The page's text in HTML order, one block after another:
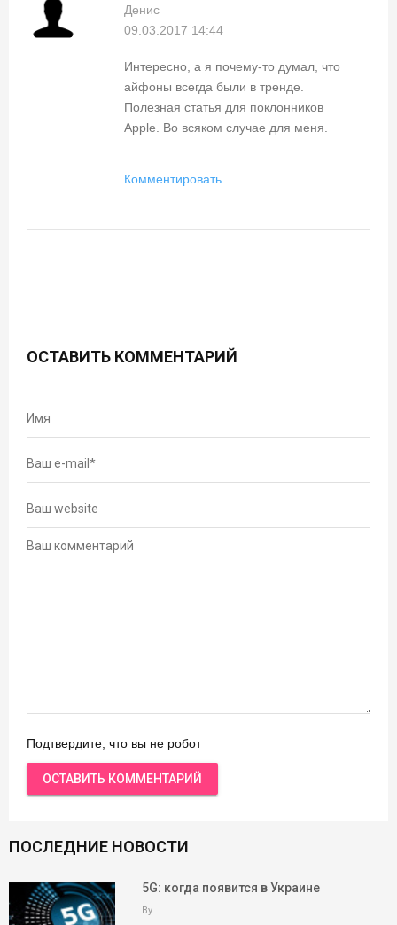
Денис
09.03.2017 14:44
Интересно, а я почему-то думал, что
айфоны всегда были в тренде.
Полезная статья для поклонников
Apple. Во всяком случае для меня.
Комментировать
ОСТАВИТЬ КОММЕНТАРИЙ
Подтвердите, что вы не робот
ПОСЛЕДНИЕ НОВОСТИ
5G: когда появится в Украине
By